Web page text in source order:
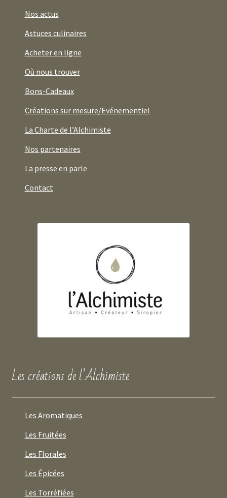
Nos actus
Astuces culinaires
Acheter en ligne
Où nous trouver
Bons-Cadeaux
Créations sur mesure/Evénementiel
La Charte de l’Alchimiste
Nos partenaires
La presse en parle
Contact
Les créations de l’Alchimiste
Les Aromatiques
Les Fruitées
Les Florales
Les Épicées
Les Torréfiées